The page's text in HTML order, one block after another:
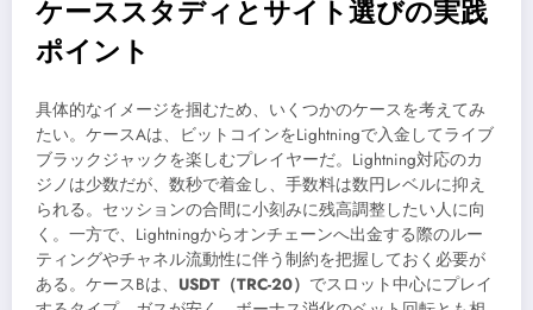
ケーススタディとサイト選びの実践
ポイント
具体的なイメージを掴むため、いくつかのケースを考えてみ
たい。ケースAは、ビットコインをLightningで入金してライブ
ブラックジャックを楽しむプレイヤーだ。Lightning対応のカ
ジノは少数だが、数秒で着金し、手数料は数円レベルに抑え
られる。セッションの合間に小刻みに残高調整したい人に向
く。一方で、Lightningからオンチェーンへ出金する際のルー
ティングやチャネル流動性に伴う制約を把握しておく必要が
ある。ケースBは、 USDT（TRC-20） でスロット中心にプレイ